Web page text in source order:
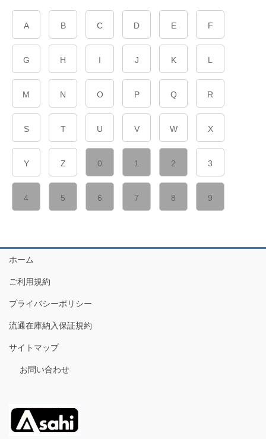
A B C D E F
G H I J K L
M N O P Q R
S T U V W X
Y Z 0 1 2 3
4 5 6 7 8 9
ホーム
ご利用規約
プライバシーポリシー
流通在庫納入保証規約
サイトマップ
お問い合わせ